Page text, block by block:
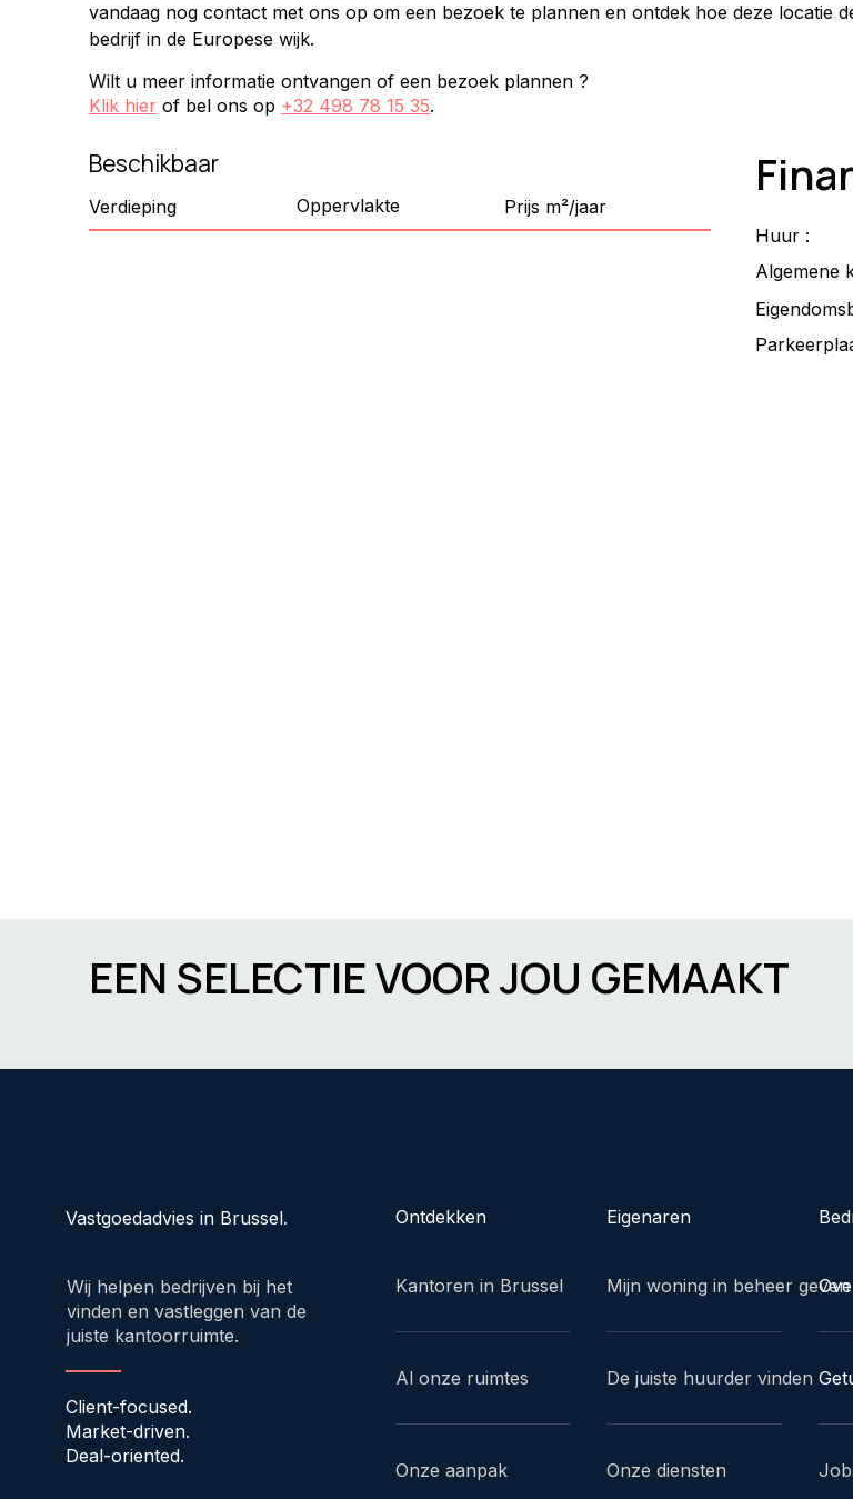
vandaag nog contact met ons op om een bezoek te plannen en ontdek hoe deze locatie
bedrijf in de Europese wijk.
Wilt u meer informatie ontvangen of een bezoek plannen ?
Klik hier of bel ons op +32 498 78 15 35.
Beschikbaar
Verdieping Oppervlakte Prijs m²/jaar
Huur :
Algemene
EEN SELECTIE VOOR JOU GEMAAKT
Vastgoedadvies in Brussel.
Wij helpen bedrijven bij het
vinden en vastleggen van de
juiste kantoorruimte.
Client-focused.
Market-driven.
Deal-oriented.
Ontdekken
Kantoren in Brussel
Al onze ruimtes
Onze aanpak
Eigenaren
Mijn woning in beheer geven
De juiste huurder vinden
Onze diensten